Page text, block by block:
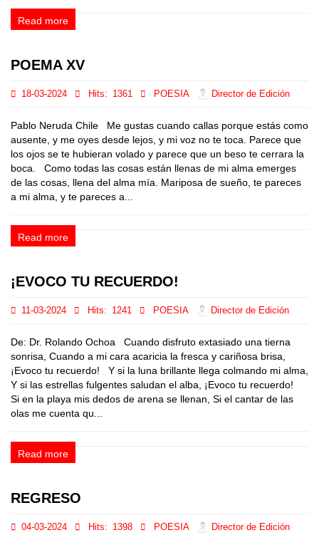
Read more
POEMA XV
18-03-2024 Hits: 1361 POESIA Director de Edición
Pablo Neruda Chile Me gustas cuando callas porque estás como
ausente, y me oyes desde lejos, y mi voz no te toca. Parece que
los ojos se te hubieran volado y parece que un beso te cerrara la
boca. Como todas las cosas están llenas de mi alma emerges
de las cosas, llena del alma mía. Mariposa de sueño, te pareces
a mi alma, y te pareces a...
Read more
¡EVOCO TU RECUERDO!
11-03-2024 Hits: 1241 POESIA Director de Edición
De: Dr. Rolando Ochoa Cuando disfruto extasiado una tierna
sonrisa, Cuando a mi cara acaricia la fresca y cariñosa brisa,
¡Evoco tu recuerdo! Y si la luna brillante llega colmando mi alma,
Y si las estrellas fulgentes saludan el alba, ¡Evoco tu recuerdo!
Si en la playa mis dedos de arena se llenan, Si el cantar de las
olas me cuenta qu...
Read more
REGRESO
04-03-2024 Hits: 1398 POESIA Director de Edición